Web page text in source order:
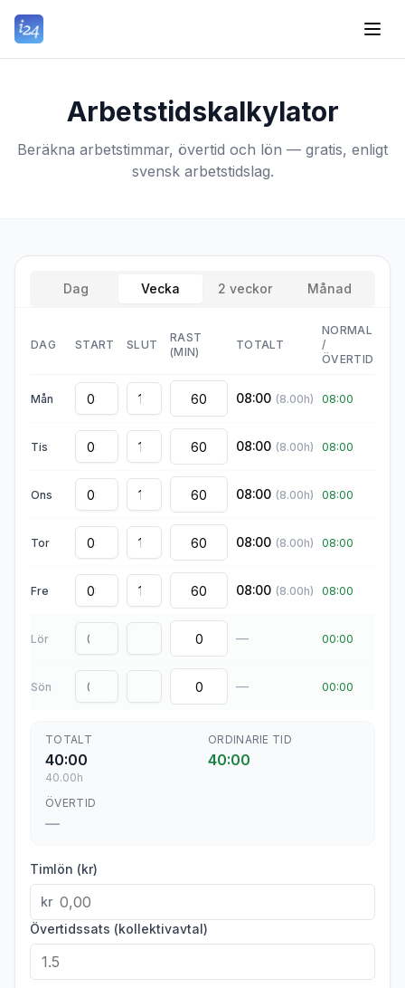
Arbetstidskalkylator
Beräkna arbetstimmar, övertid och lön — gratis, enligt
svensk arbetstidslag.
Dag Vecka 2 veckor Månad
DAG START SLUT
RAST
(MIN)
TOTALT
NORMAL
/
ÖVERTID
Mån 08:00 (8.00h) 08:00
Tis 08:00 (8.00h) 08:00
Ons 08:00 (8.00h) 08:00
Tor 08:00 (8.00h) 08:00
Fre 08:00 (8.00h) 08:00
Lör — 00:00
Sön — 00:00
TOTALT
40:00
40.00h
ORDINARIE TID
40:00
ÖVERTID
—
Timlön (kr)
kr
Övertidssats (kollektivavtal)